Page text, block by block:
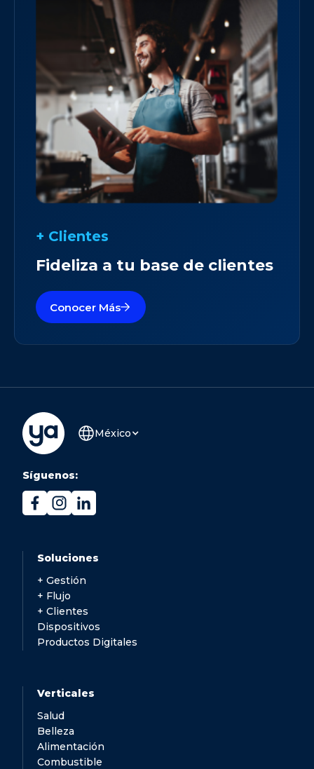
+ Clientes
Fideliza a tu base de clientes
Conocer Más
México
Síguenos:
Soluciones
+ Gestión
+ Flujo
+ Clientes
Dispositivos
Productos Digitales
Verticales
Salud
Belleza
Alimentación
Combustible